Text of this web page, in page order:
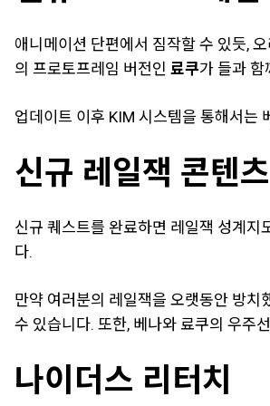
애니메이션 단편에서 짐작할 수 있듯,
의 프로토프레임 버전인 료쿠가 들과 함
업데이트 이후 KIM 시스템을 통해서는
신규 레일잭 콘텐츠
신규 퀘스트를 완료하면 레일잭 성계지
다.
만약 여러분의 레일잭을 오랫동안 방치
수 있습니다. 또한, 베나와 료쿠의 우주
나이더스 리터치